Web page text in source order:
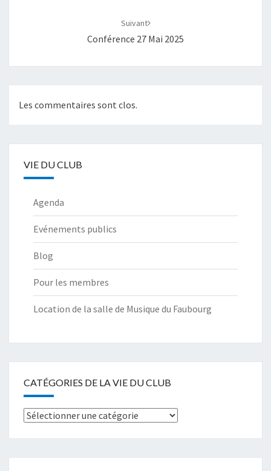
Suivant
Conférence 27 Mai 2025
Les commentaires sont clos.
VIE DU CLUB
Agenda
Evénements publics
Blog
Pour les membres
Location de la salle de Musique du Faubourg
CATÉGORIES DE LA VIE DU CLUB
Catégories